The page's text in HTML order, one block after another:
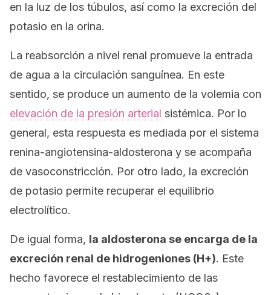
en la luz de los túbulos, así como la excreción del
potasio en la orina.
La reabsorción a nivel renal promueve la entrada
de agua a la circulación sanguínea. En este
sentido, se produce un aumento de la volemia con
elevación de la presión arterial sistémica. Por lo
general, esta respuesta es mediada por el sistema
renina-angiotensina-aldosterona y se acompaña
de vasoconstricción. Por otro lado, la excreción
de potasio permite recuperar el equilibrio
electrolítico.
De igual forma, la aldosterona se encarga de la
excreción renal de hidrogeniones (H+). Este
hecho favorece el restablecimiento de las